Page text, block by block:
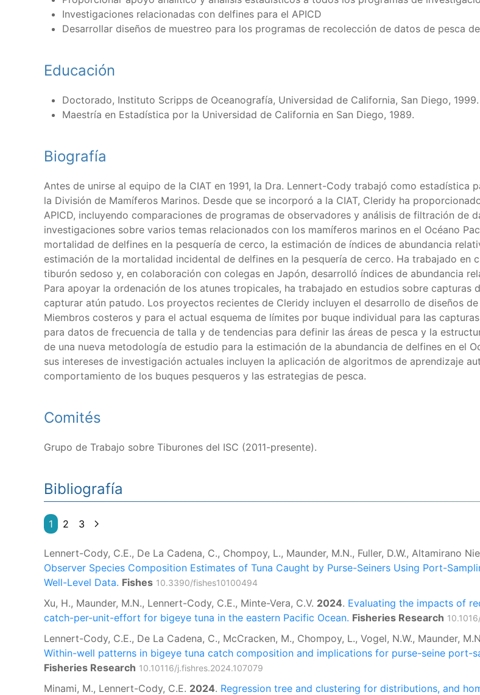
Investigaciones relacionadas con delfines para el APICD
Desarrollar diseños de muestreo para los programas de recolección de datos de pesca de
Educación
Doctorado, Instituto Scripps de Oceanografía, Universidad de California, San Diego, 1999.
Maestría en Estadística por la Universidad de California en San Diego, 1989.
Biografía
Antes de unirse al equipo de la CIAT en 1991, la Dra. Lennert-Cody trabajó como estadística
la División de Mamíferos Marinos. Desde que se incorporó a la CIAT, Cleridy ha
APICD, incluyendo comparaciones de programas de observadores y análisis de filtración de
investigaciones sobre varios temas relacionados con los mamíferos marinos en el Océano
mortalidad de delfines en la pesquería de cerco, la estimación de índices de abundancia
estimación de la mortalidad incidental de delfines en la pesquería de cerco. Ha trabajado en
tiburón sedoso y, en colaboración con colegas en Japón, desarrolló índices de abundancia
Para apoyar la ordenación de los atunes tropicales, ha trabajado en estudios sobre
capturar atún patudo. Los proyectos recientes de Cleridy incluyen el desarrollo de diseños
Miembros costeros y para el actual esquema de límites por buque individual para las
para datos de frecuencia de talla y de tendencias para definir las áreas de pesca y la
de una nueva metodología de estudio para la estimación de la abundancia de delfines en el
sus intereses de investigación actuales incluyen la aplicación de algoritmos de aprendizaje
comportamiento de los buques pesqueros y las estrategias de pesca.
Comités
Grupo de Trabajo sobre Tiburones del ISC (2011-presente).
Bibliografía
1 2 3
Lennert-Cody, C.E., De La Cadena, C., Chompoy, L., Maunder, M.N., Fuller, D.W., Altamirano
Observer Species Composition Estimates of Tuna Caught by Purse-Seiners Using Port-
Well-Level Data. Fishes 10.3390/fishes10100494
Xu, H., Maunder, M.N., Lennert-Cody, C.E., Minte-Vera, C.V. 2024. Evaluating the impacts of
catch-per-unit-effort for bigeye tuna in the eastern Pacific Ocean. Fisheries Research
Lennert-Cody, C.E., De La Cadena, C., McCracken, M., Chompoy, L., Vogel, N.W., Maunder,
Within-well patterns in bigeye tuna catch composition and implications for purse-seine port-
Fisheries Research 10.10116/j.fishres.2024.107079
Minami, M., Lennert-Cody, C.E. 2024. Regression tree and clustering for distributions, and